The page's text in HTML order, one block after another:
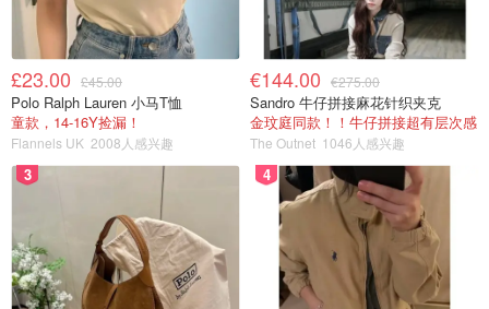
£23.00 £45.00
Polo Ralph Lauren 小马T恤
童款，14-16Y捡漏！
Flannels UK 2008人感兴趣
€144.00 €275.00
Sandro 牛仔拼接麻花针织夹克
金玟庭同款！！牛仔拼接超有层次感
The Outnet 1046人感兴趣
3 4